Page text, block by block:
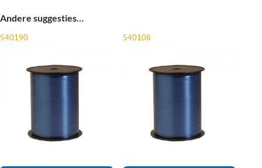
Andere suggesties…
540190 540108